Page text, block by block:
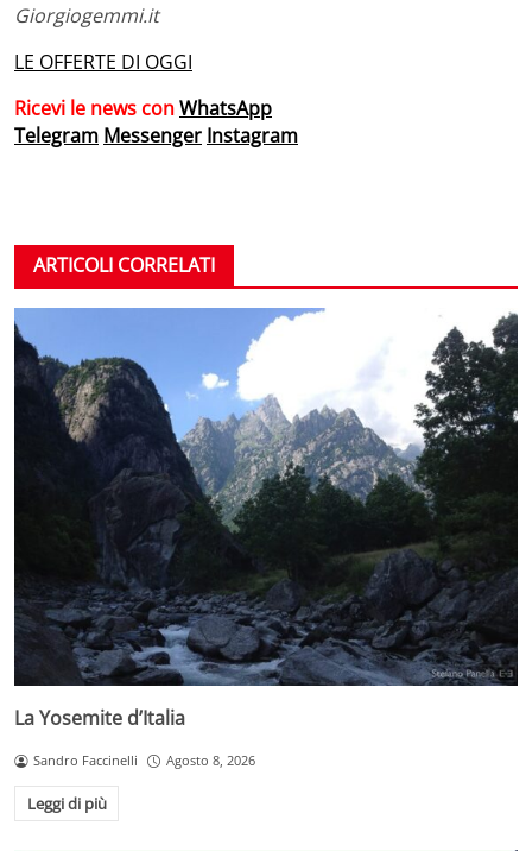
Giorgiogemmi.it
LE OFFERTE DI OGGI
Ricevi le news conWhatsApp
Telegram Messenger Instagram
ARTICOLI CORRELATI
La Yosemite d’Italia
Sandro Faccinelli Agosto 8, 2026
Leggi di più